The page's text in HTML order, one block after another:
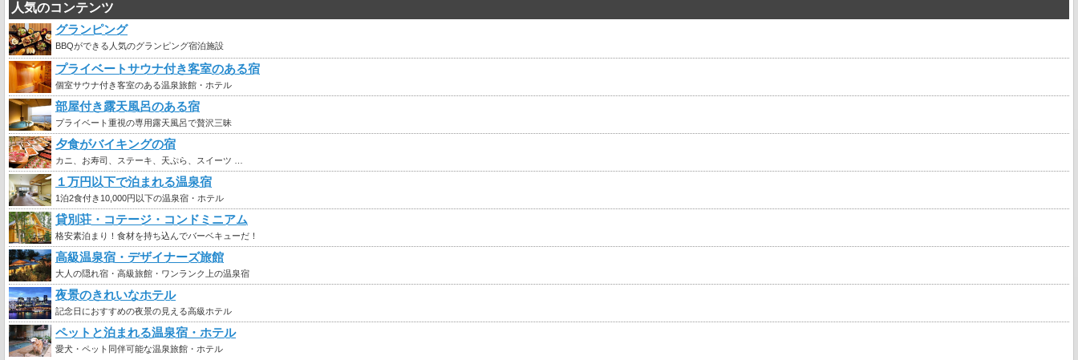
人気のコンテンツ
グランピング
BBQができる人気のグランピング宿泊施設
プライベートサウナ付き客室のある宿
個室サウナ付き客室のある温泉旅館・ホテル
部屋付き露天風呂のある宿
プライベート重視の専用露天風呂で贅沢三昧
夕食がバイキングの宿
カニ、お寿司、ステーキ、天ぷら、スイーツ …
１万円以下で泊まれる温泉宿
1泊2食付き10,000円以下の温泉宿・ホテル
貸別荘・コテージ・コンドミニアム
格安素泊まり！食材を持ち込んでバーベキューだ！
高級温泉宿・デザイナーズ旅館
大人の隠れ宿・高級旅館・ワンランク上の温泉宿
夜景のきれいなホテル
記念日におすすめの夜景の見える高級ホテル
ペットと泊まれる温泉宿・ホテル
愛犬・ペット同伴可能な温泉旅館・ホテル